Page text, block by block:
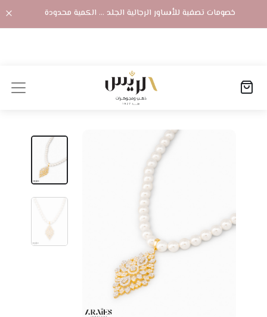
خصومات تصفية للأساور الرجالية الجلد ... الكمية محدودة
المنتجات